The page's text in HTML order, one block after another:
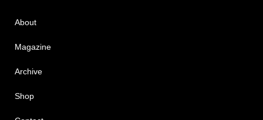
About
Magazine
Archive
Shop